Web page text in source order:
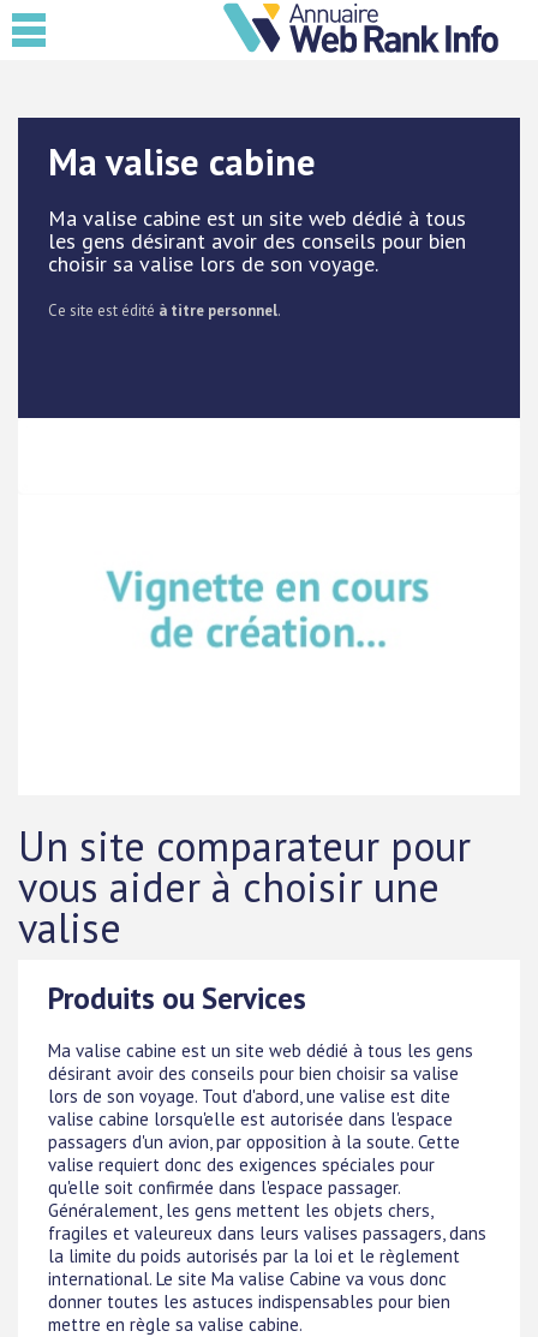
Ma valise cabine
Ma valise cabine est un site web dédié à tous
les gens désirant avoir des conseils pour bien
choisir sa valise lors de son voyage.
Ce site est édité à titre personnel.
Un site comparateur pour
vous aider à choisir une
valise
Produits ou Services
Ma valise cabine est un site web dédié à tous les gens
désirant avoir des conseils pour bien choisir sa valise
lors de son voyage. Tout d'abord, une valise est dite
valise cabine lorsqu'elle est autorisée dans l'espace
passagers d'un avion, par opposition à la soute. Cette
valise requiert donc des exigences spéciales pour
qu'elle soit confirmée dans l'espace passager.
Généralement, les gens mettent les objets chers,
fragiles et valeureux dans leurs valises passagers, dans
la limite du poids autorisés par la loi et le règlement
international. Le site Ma valise Cabine va vous donc
donner toutes les astuces indispensables pour bien
mettre en règle sa valise cabine.